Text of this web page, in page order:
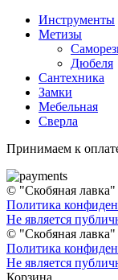
Инструменты
Метизы
Дюбеля
Сантехника
Замки
Мебельная
Сверла
Принимаем к
© "Скобяная лавка"
Политика
Не является
© "Скобяная лавка"
Политика
Не является
Корзина